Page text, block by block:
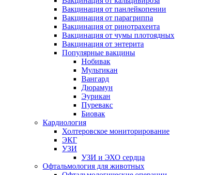
Вакцинация от панлейкопении
Вакцинация от парагриппа
Вакцинация от ринотрахеита
Вакцинация от чумы плотоядных
Вакцинация от энтерита
Популярные вакцины
Нобивак
Мультикан
Вангард
Дюрамун
Эурикан
Пуревакс
Биовак
Кардиология
Холтеровское мониторирование
ЭКГ
УЗИ
УЗИ и ЭХО сердца
Офтальмология для животных